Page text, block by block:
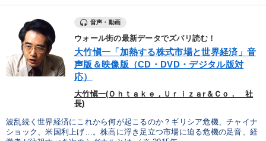
音声・動画
ウォール街の最新データでズバリ読む！
大竹愼一「加熱する株式市場と世界経済」音
声版＆映像版（CD・DVD・デジタル版対
応）
大竹愼一(Ｏｈｔａｋｅ，Ｕｒｉｚａr＆Ｃｏ． 社
長)
波乱続く世界経済にこれから何が起こるのか？ギリシア危機、チャイナ
ショック、米国利上げ…。株高に浮き足立つ市場に迫る危機の足音、経